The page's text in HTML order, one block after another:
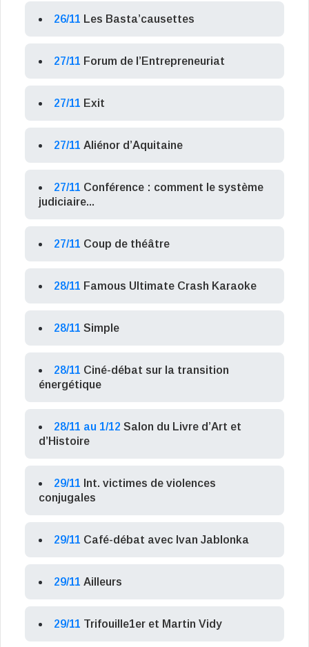
26/11 Les Basta’causettes
27/11 Forum de l’Entrepreneuriat
27/11 Exit
27/11 Aliénor d’Aquitaine
27/11 Conférence : comment le système
judiciaire...
27/11 Coup de théâtre
28/11 Famous Ultimate Crash Karaoke
28/11 Simple
28/11 Ciné-débat sur la transition
énergétique
28/11 au 1/12 Salon du Livre d’Art et
d’Histoire
29/11 Int. victimes de violences
conjugales
29/11 Café-débat avec Ivan Jablonka
29/11 Ailleurs
29/11 Trifouille1er et Martin Vidy